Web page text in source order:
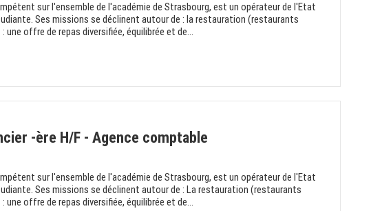
sur l'ensemble de l'académie de Strasbourg, est un opérateur de l'Etat
Ses missions se déclinent autour de : la restauration (restaurants
offre de repas diversifiée, équilibrée et de...
-ère H/F - Agence comptable
sur l'ensemble de l'académie de Strasbourg, est un opérateur de l'Etat
Ses missions se déclinent autour de : La restauration (restaurants
offre de repas diversifiée, équilibrée et de...